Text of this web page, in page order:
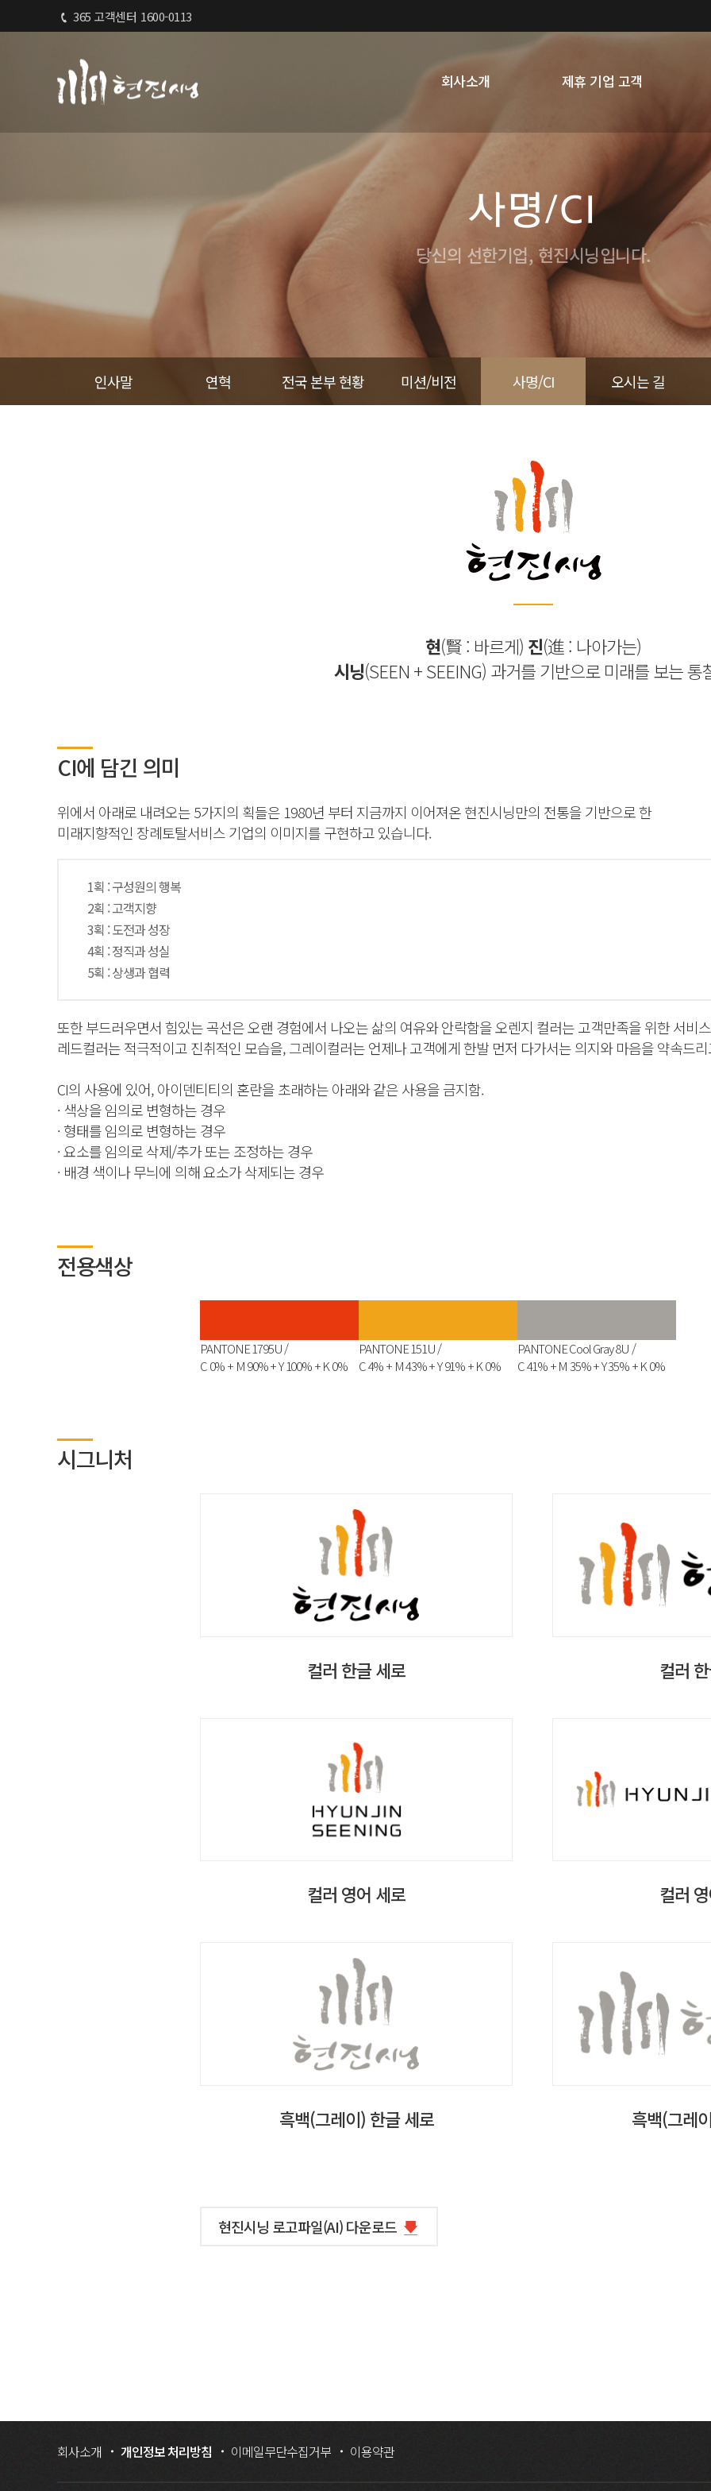
365 고객센터 1600-0113
회사소개 제휴 기업 고객
사명/CI
당신의 선한기업, 현진시닝입니다.
인사말 연혁 전국 본부 현황 미션/비전 사명/CI 오시는 길
현(賢: 바르게) 진(進: 나아가는)
시닝(SEEN + SEEING) 과거를 기반으로 미래를 보는 통
CI에 담긴 의미
위에서 아래로 내려오는 5가지의 획들은 1980년 부터 지금까지 이어져온 현진시닝만의 전통을 기반으로 한
미래지향적인 장례토탈서비스 기업의 이미지를 구현하고 있습니다.
1획 : 구성원의 행복
2획 : 고객지향
3획 : 도전과 성장
4획 : 정직과 성실
5획 : 상생과 협력
또한 부드러우면서 힘있는 곡선은 오랜 경험에서 나오는 삶의 여유와 안락함을 오렌지 컬러는 고객만족을 위한 서비
레드컬러는 적극적이고 진취적인 모습을, 그레이컬러는 언제나 고객에게 한발 먼저 다가서는 의지와 마음을 약속드
CI의 사용에 있어, 아이덴티티의 혼란을 초래하는 아래와 같은 사용을 금지함.
· 색상을 임의로 변형하는 경우
· 형태를 임의로 변형하는 경우
· 요소를 임의로 삭제/추가 또는 조정하는 경우
· 배경 색이나 무늬에 의해 요소가 삭제되는 경우
전용색상
PANTONE 1795U /
C 0% + M 90% + Y 100% + K 0%
PANTONE 151U /
C 4% + M 43% + Y 91% + K 0%
PANTONE Cool Gray 8U /
C 41% + M 35% + Y 35% + K 0%
시그니처
컬러 한글 세로 컬러
컬러 영어 세로 컬러
흑백(그레이) 한글 세로 흑백(그레
현진시닝 로고파일(AI) 다운로드
회사소개 개인정보 처리방침 이메일무단수집거부 이용약관